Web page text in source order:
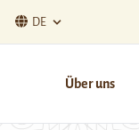
DE
Über uns